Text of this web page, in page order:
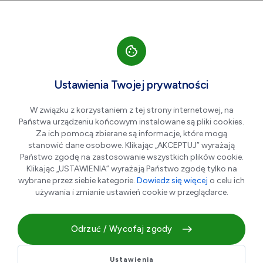
ZNIŻKA NA KARNET OPEN
ELASTYCZNY
7% rabatu z Aktywną DG na Karnet Open Elastyczny bez
Ustawienia Twojej prywatności
W związku z korzystaniem z tej strony internetowej, na
Państwa urządzeniu końcowym instalowane są pliki cookies.
Za ich pomocą zbierane są informacje, które mogą
stanowić dane osobowe. Klikając „AKCEPTUJ” wyrażają
Państwo zgodę na zastosowanie wszystkich plików cookie.
Klikając „USTAWIENIA” wyrażają Państwo zgodę tylko na
wybrane przez siebie kategorie. Dowiedz się więcej o celu ich
używania i zmianie ustawień cookie w przeglądarce.
Odrzuć / Wycofaj zgody
Ustawienia